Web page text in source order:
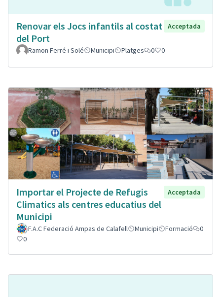
Renovar els Jocs infantils al costat
del Port
Acceptada
Ramon Ferré i Solé Municipi Platges 0 0
Importar el Projecte de Refugis
Climatics als centres educatius del
Municipi
Acceptada
F.A.C Federació Ampas de Calafell Municipi Formació
0
0